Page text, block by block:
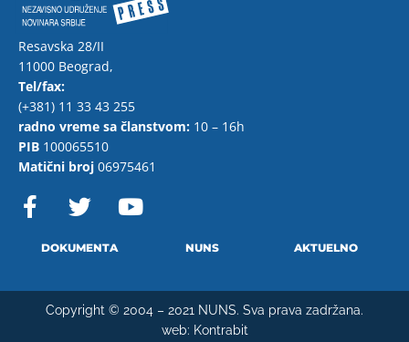
Resavska 28/II
11000 Beograd,
Tel/fax:
(+381) 11 33 43 255
radno vreme sa članstvom: 10 – 16h
PIB 100065510
Matični broj 06975461
F
a
o
w
t
e
r
o
b
e
DOKUMENTA NUNS AKTUELNO
Copyright © 2004 – 2021 NUNS. Sva prava zadržana.
web: Kontrabit